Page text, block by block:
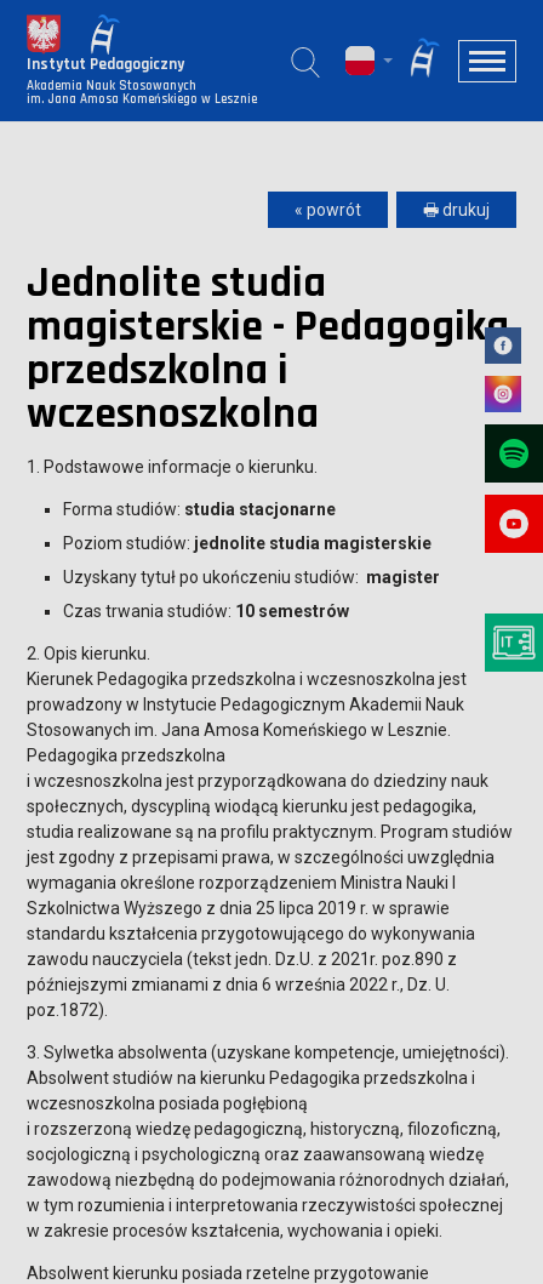
Instytut Pedagogiczny
Akademia Nauk Stosowanych
im. Jana Amosa Komeńskiego w Lesznie
« powrót 🖶 drukuj
Jednolite studia
magisterskie - Pedagogika
przedszkolna i
wczesnoszkolna
1. Podstawowe informacje o kierunku.
Forma studiów: studia stacjonarne
Poziom studiów: jednolite studia magisterskie
Uzyskany tytuł po ukończeniu studiów: magister
Czas trwania studiów: 10 semestrów
2. Opis kierunku.
Kierunek Pedagogika przedszkolna i wczesnoszkolna jest
prowadzony w Instytucie Pedagogicznym Akademii Nauk
Stosowanych im. Jana Amosa Komeńskiego w Lesznie.
Pedagogika przedszkolna
i wczesnoszkolna jest przyporządkowana do dziedziny nauk
społecznych, dyscypliną wiodącą kierunku jest pedagogika,
studia realizowane są na profilu praktycznym. Program studiów
jest zgodny z przepisami prawa, w szczególności uwzględnia
wymagania określone rozporządzeniem Ministra Nauki I
Szkolnictwa Wyższego z dnia 25 lipca 2019 r. w sprawie
standardu kształcenia przygotowującego do wykonywania
zawodu nauczyciela (tekst jedn. Dz.U. z 2021r. poz.890 z
późniejszymi zmianami z dnia 6 września 2022 r., Dz. U.
poz.1872).
3. Sylwetka absolwenta (uzyskane kompetencje, umiejętności).
Absolwent studiów na kierunku Pedagogika przedszkolna i
wczesnoszkolna posiada pogłębioną
i rozszerzoną wiedzę pedagogiczną, historyczną, filozoficzną,
socjologiczną i psychologiczną oraz zaawansowaną wiedzę
zawodową niezbędną do podejmowania różnorodnych działań,
w tym rozumienia i interpretowania rzeczywistości społecznej
w zakresie procesów kształcenia, wychowania i opieki.
Absolwent kierunku posiada rzetelne przygotowanie